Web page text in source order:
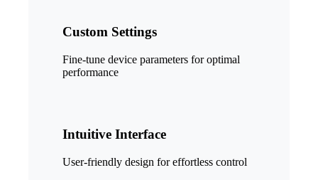
Custom Settings
Fine-tune device parameters for optimal
performance
Intuitive Interface
User-friendly design for effortless control